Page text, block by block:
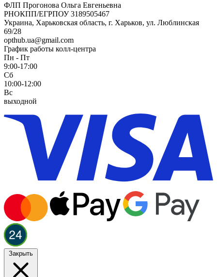
ФЛП Прогонова Ольга Евгеньевна
РНОКПП/ЕГРПОУ 3189505467
Украина, Харьковская область, г. Харьков, ул. Люблинская
69/28
opthub.ua@gmail.com
График работы колл-центра
Пн - Пт
9:00-17:00
Сб
10:00-12:00
Вс
выходной
Закрыть